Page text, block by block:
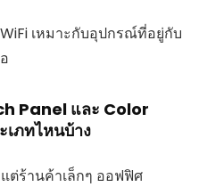
WiFi เหมาะกับอุปกรณ์ที่อยู่กับ
Panel และ Color
ภทไหนบ้าง
ต่ร้านค้าเล็กๆ ออฟฟิศ